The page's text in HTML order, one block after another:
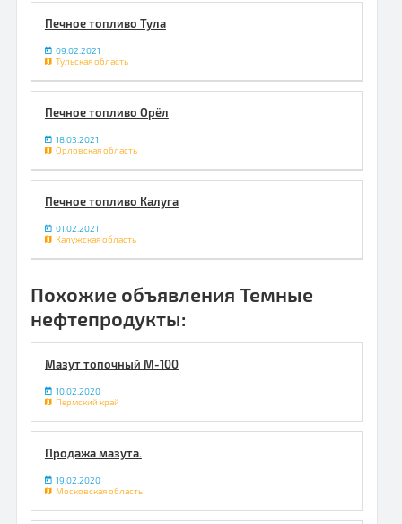
Печное топливо Тула
09.02.2021
Тульская область
Печное топливо Орёл
18.03.2021
Орловская область
Печное топливо Калуга
01.02.2021
Калужская область
Похожие объявления Темные
нефтепродукты:
Мазут топочный М-100
10.02.2020
Пермский край
Продажа мазута.
19.02.2020
Московская область